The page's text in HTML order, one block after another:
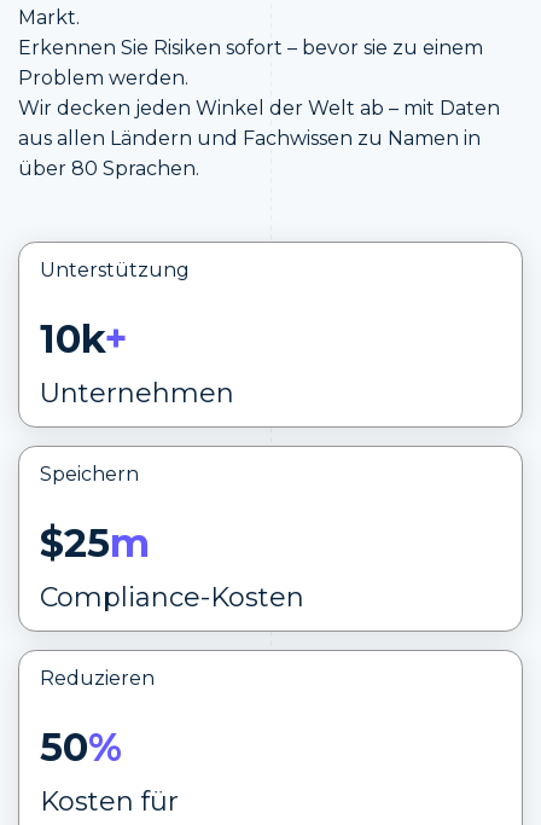
Markt.
Erkennen Sie Risiken sofort – bevor sie zu einem
Problem werden.
Wir decken jeden Winkel der Welt ab – mit Daten
aus allen Ländern und Fachwissen zu Namen in
über 80 Sprachen.
Unterstützung
10k+
Unternehmen
Speichern
$25m
Compliance-Kosten
Reduzieren
50%
Kosten für